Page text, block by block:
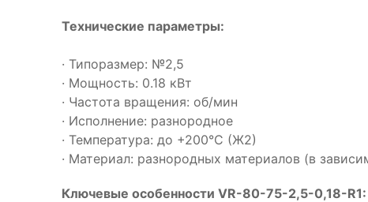
Технические параметры:
· Типоразмер: №2,5
· Мощность: 0.18 кВт
· Частота вращения: об/мин
· Исполнение: разнородное
· Температура: до +200°С (Ж2)
· Материал: разнородных материалов (в
Ключевые особенности VR-80-75-2,5-0,18-R1: